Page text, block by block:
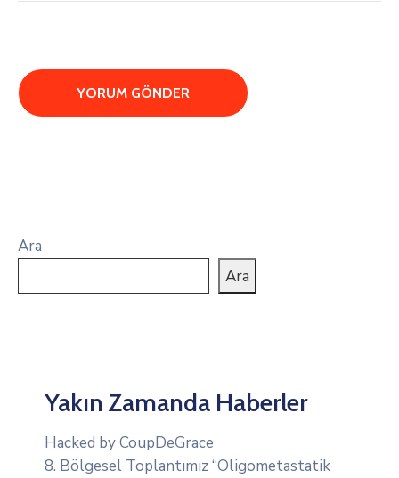
Ara
Ara
Yakın Zamanda Haberler
Hacked by CoupDeGrace
8. Bölgesel Toplantımız “Oligometastatik